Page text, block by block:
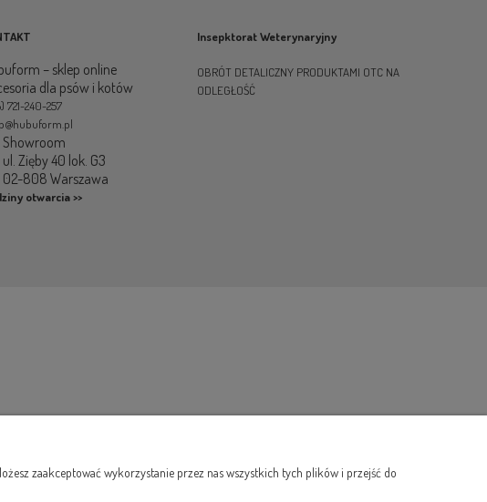
– sklep online
dla psów i kotów
721-240-257
Showroom
ul. Zięby 40 lok. G3
02-808 Warszawa
otwarcia >>
Insepktorat Weterynaryjny
OBRÓT DETALICZNY PRODUKTAMI OTC NA
ODLEGŁOŚĆ
zaakceptować wykorzystanie przez nas wszystkich tych plików i przejść do